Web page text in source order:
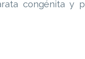
congénita y